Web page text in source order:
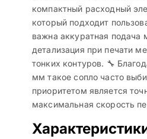
компактный расходный
который подходит
важна аккуратная подача
детализация при печати
тонких контуров. 🔧
мм такое сопло часто
приоритетом является
максимальная скорость